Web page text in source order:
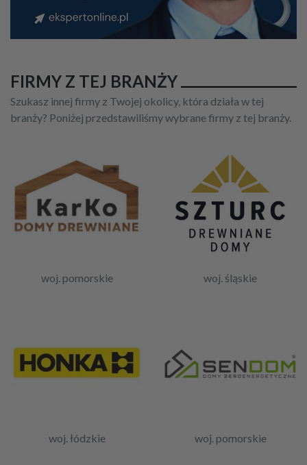
FIRMY Z TEJ BRANŻY
Szukasz innej firmy z Twojej okolicy, która działa w tej
branży? Poniżej przedstawiliśmy wybrane firmy z tej branży.
woj. pomorskie woj. śląskie
woj. łódzkie woj. pomorskie